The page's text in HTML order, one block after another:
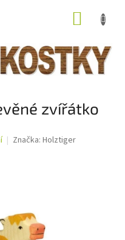
zvířátko
Značka: Holztiger